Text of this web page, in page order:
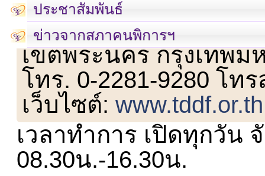
ประชาสัมพันธ์
ข่าวจากสภาคนพิการฯ
เลขที่ 23 ชั้น 2 ถนนวิ
เขตพระนคร กรุงเทพม
โทร. 0-2281-9280 โท
เว็บไซต์:www.tddf.or.th
เวลาทำการ เปิดทุกวัน
08.30น.-16.30น.